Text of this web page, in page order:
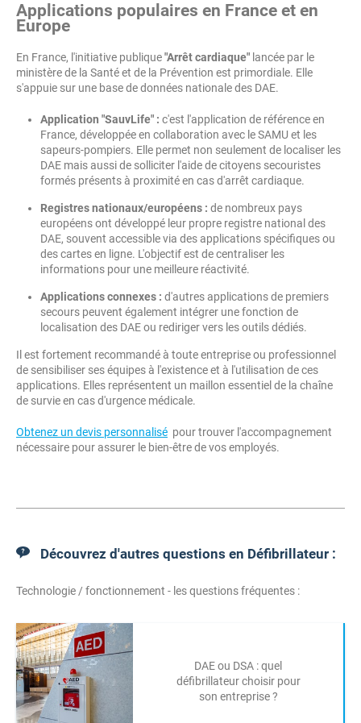
Applications populaires en France et en
Europe
En France, l'initiative publique"Arrêt cardiaque" lancée par le
ministère de la Santé et de la Prévention est primordiale. Elle
s'appuie sur une base de données nationale des DAE.
Application "SauvLife" : c'est l'application de référence en
France, développée en collaboration avec le SAMU et les
sapeurs-pompiers. Elle permet non seulement de localiser les
DAE mais aussi de solliciter l'aide de citoyens secouristes
formés présents à proximité en cas d'arrêt cardiaque.
Registres nationaux/européens : de nombreux pays
européens ont développé leur propre registre national des
DAE, souvent accessible via des applications spécifiques ou
des cartes en ligne. L'objectif est de centraliser les
informations pour une meilleure réactivité.
Applications connexes : d'autres applications de premiers
secours peuvent également intégrer une fonction de
localisation des DAE ou rediriger vers les outils dédiés.
Il est fortement recommandé à toute entreprise ou professionnel
de sensibiliser ses équipes à l'existence et à l'utilisation de ces
applications. Elles représentent un maillon essentiel de la chaîne
de survie en cas d'urgence médicale.
Obtenez un devis personnalisé pour trouver l'accompagnement
nécessaire pour assurer le bien-être de vos employés.
Découvrez d'autres questions en Défibrillateur :
Technologie / fonctionnement - les questions fréquentes :
DAE ou DSA : quel
défibrillateur choisir pour
son entreprise ?